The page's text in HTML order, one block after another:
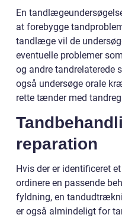
En
at forebygge
tandlæge vil de
eventuelle problemer
og andre tandrelaterede
også undersøge orale
rette tænder med
reparation
Hvis der er identificeret
ordinere en passende
fyldning, en
er også almindeligt for